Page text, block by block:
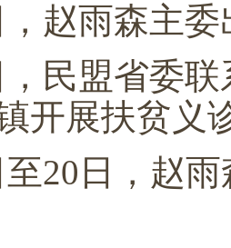
，赵雨森主
，民盟省委
开展扶贫义
至20日，赵